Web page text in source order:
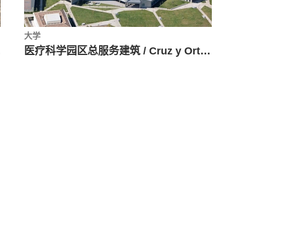
大学
医疗科学园区总服务建筑 / Cruz y Ortiz Arquitectos